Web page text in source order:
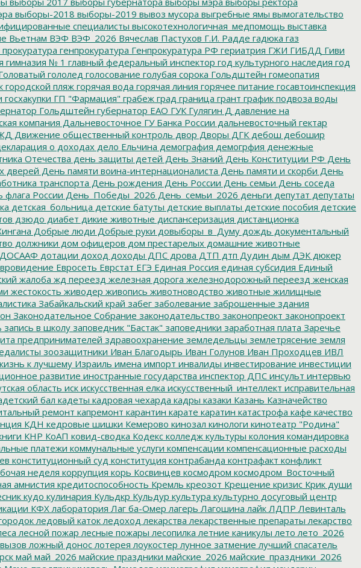
выборы-2018 выборы-2019 вывоз мусора выгребные ямы вымогательство
специалисты высокотехнологичная_медпомощь выставка
Вьетнам ВЭФ ВЭФ_2026 Вячеслав Пастухов Г.И. Радде гадюка газ
генпрокуратура Генпрокуратура РФ гериатрия ГЖИ ГИБДД Гиви
гимназия № 1 главный федеральный инспектор год культурного наследия год
гололед голосование голубая сорока Гольдштейн гомеопатия
городской пляж горячая вода горячая линия горячее питание госавтоинспекция
госхакупки ГП "Фармация" грабеж град граница грант график подвоза воды
Гольдштейн губернатор ЕАО ГУКГулягин Д давление на
компания Дальневосточное ГУ Банка России дальневосточный гектар
Движение общественный контроль двор Дворы ДГКдебош дебошир
о доходахдело Ельчина демография демогрфия денежные
Отечества день защиты детей День Знаний День Конституции РФ День
дверей День памяти воина-интернационалиста День памяти и скорби День
транспорта День рождения День России День семьи День соседа
флага России День_Победы_2026 День_семьи_2026 деньги депутат депутаты
детская_больница детские батуты детские выплаты детские пособия детские
дзюдо диабет дикие животные диспансеризация дистанционка
Добрые люди Добрые руки довыборы_в_Думу дождь документальный
должники дом офицеров дом престарелых домашние животные
ДОСААФ дотации доход доходы ДПС дрова ДТП дтп Дудин дым ДЭКдюкер
Евросеть Еврстат ЕГЭ Единая Россия единая субсидия Единый
жалоба жд переезд железная дорога железнодорожный переезд женская
жестокость живодер живопись животноводство животные жилищные
Забайкальский край забег заболевание заброшенные здания
Законодательное Собрание законодательство законопреокт законопроект
запись в школу заповедник "Бастак" заповедники заработная плата Заречье
предпринимателей здравоохранение земледельцы землетрясение земля
зоозащитники Иван Благодырь Иван Голунов Иван Проходцев ИВЛ
к лучшему Израиль имена импорт инвалиды инвестирование инвестиции
развитие иностранные государства инспектор ДПС инсульт интервью
область иск искусственная елка искусственный_интеллект исправительная
бал кадеты кадровая чехарда кадры казаки Казань Казначейство
ремонт капремонт карантин карате каратин катастрофа кафе качество
КДН кедровые шишки Кемерово кинозал кинологи кинотеатр "Родина"
КНР КоАП ковид-сводка Кодекс колледж культуры колония командировка
платежи коммунальные услуги компенсации компенсационные расходы
конституционный суд конституция контрабанда контрафакт конфликт
неделя коррупция корь Косвинцев космодром космодром_Восточный
амнистия кредитоспособность Кремль креозот Крещение кризис Крик души
кудо кулинария Кульдкр Кульдур культура культурно досуговый центр
КФХлаборатория Лаг ба-Омер лагерь Лагошина лайк ЛДПР Левинталь
ледовый катокледоход лекарства лекарственные препараты лекарство
лесной пожар лесные пожары лесопилка летние каникулы лето лето_2026
ложный донослотерея лоукостер лунное затмение лучший спасатель
май май_2026 майские праздники майские_2026 майские_праздники_2026